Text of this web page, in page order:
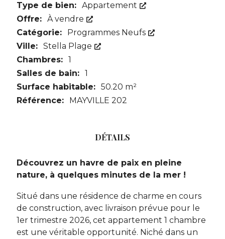
Type de bien: Appartement
Offre: À vendre
Catégorie:
Programmes Neufs
Ville: Stella Plage
Chambres: 1
Salles de bain: 1
Surface habitable: 50.20 m²
Référence:
MAYVILLE 202
DÉTAILS
Découvrez un havre de paix en pleine
nature, à quelques minutes de la mer !
Situé dans une résidence de charme en cours
de construction, avec livraison prévue pour le
1er trimestre 2026, cet appartement 1 chambre
est une véritable opportunité. Niché dans un